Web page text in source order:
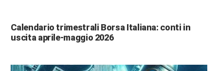
Calendario trimestrali Borsa Italiana: conti in
uscita aprile-maggio 2026